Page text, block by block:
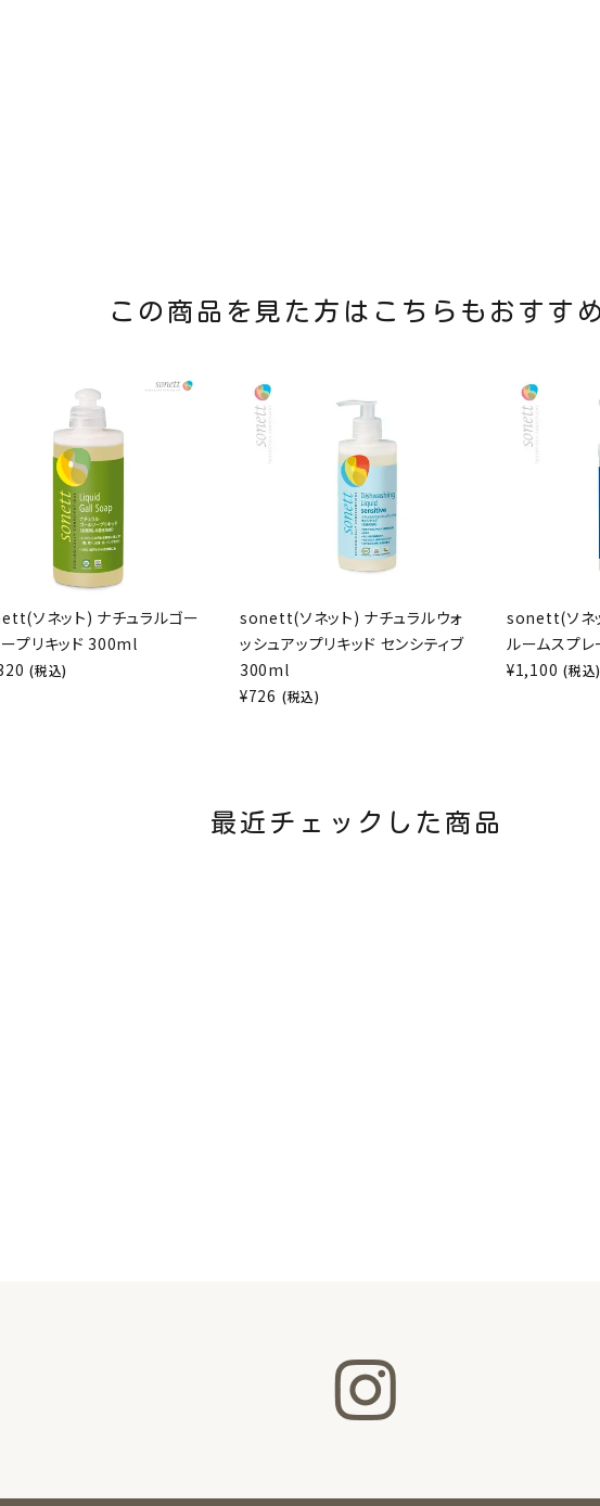
この商品を見た方はこちらもおすす
ソネット) ナチュラルゴー
プリキッド 300ml
(税込)
sonett(ソネット) ナチュラルウォ
ッシュアップリキッド センシティブ
300ml
¥726 (税込)
sonett(ソネ
ルームスプ
¥1,100 (税込
最近チェックした商品